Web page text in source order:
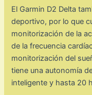
El Garmin D2 Delta
deportivo, por lo que
monitorización de la
de la frecuencia
monitorización del
tiene una autonomía
inteligente y hasta 20